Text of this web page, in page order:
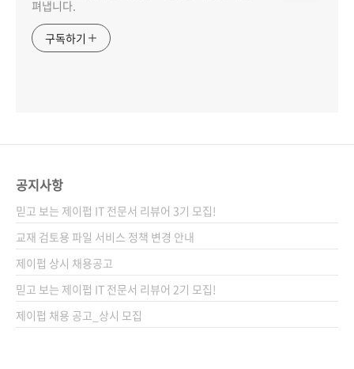
펴냅니다.
구독하기
공지사항
믿고 보는 제이펍 IT 전문서 리뷰어 3기 모집!
교재 검토용 파일 서비스 정책 변경 안내
제이펍 상시 채용공고
믿고 보는 제이펍 IT 전문서 리뷰어 2기 모집!
제이펍 채용 공고_상시 모집